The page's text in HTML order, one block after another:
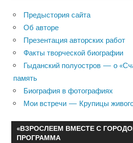
Предыстория сайта
Об авторе
Презентация авторских работ
Факты творческой биографии
Гыданский полуостров — о
память
Биография в фотографиях
Мои встречи — Крупицы
«ВЗРОСЛЕЕМ ВМЕСТЕ С
ПРОГРАММА